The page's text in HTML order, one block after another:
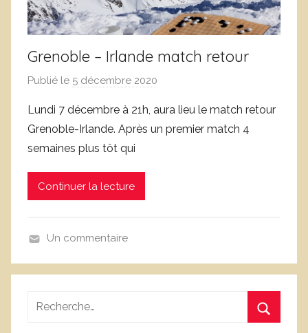
Grenoble – Irlande match retour
Publié le 5 décembre 2020
r
c
e
Lundi 7 décembre à 21h, aura lieu le match retour
Grenoble-Irlande. Après un premier match 4
semaines plus tôt qui
Continuer la lecture
o
Un commentaire
Recherche